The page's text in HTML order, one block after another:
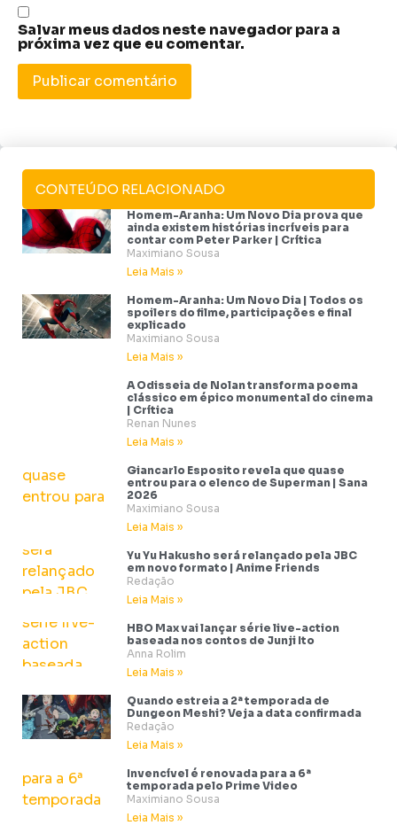
Salvar meus dados neste navegador para a
próxima vez que eu comentar.
CONTEÚDO RELACIONADO
Homem-Aranha: Um Novo Dia prova que
ainda existem histórias incríveis para
contar com Peter Parker | Crítica
Maximiano Sousa
Leia Mais »
Homem-Aranha: Um Novo Dia | Todos os
spoilers do filme, participações e final
explicado
Maximiano Sousa
Leia Mais »
A Odisseia de Nolan transforma poema
clássico em épico monumental do cinema
| Crítica
Renan Nunes
Leia Mais »
Giancarlo Esposito revela que quase
entrou para o elenco de Superman | Sana
2026
Maximiano Sousa
Leia Mais »
Yu Yu Hakusho será relançado pela JBC
em novo formato | Anime Friends
Redação
Leia Mais »
HBO Max vai lançar série live-action
baseada nos contos de Junji Ito
Anna Rolim
Leia Mais »
Quando estreia a 2ª temporada de
Dungeon Meshi? Veja a data confirmada
Redação
Leia Mais »
Invencível é renovada para a 6ª
temporada pelo Prime Video
Maximiano Sousa
Leia Mais »